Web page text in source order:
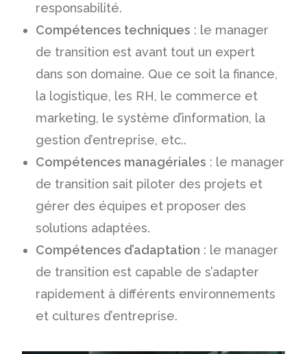
responsabilité.
Compétences techniques : le manager
de transition est avant tout un expert
dans son domaine. Que ce soit la finance,
la logistique, les RH, le commerce et
marketing, le système d’information, la
gestion d’entreprise, etc..
Compétences managériales : le manager
de transition sait piloter des projets et
gérer des équipes et proposer des
solutions adaptées.
Compétences d’adaptation : le manager
de transition est capable de s’adapter
rapidement à différents environnements
et cultures d’entreprise.